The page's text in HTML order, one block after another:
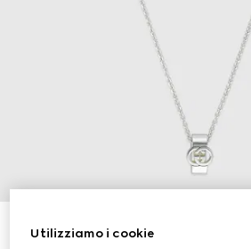
Collana Gucci Interlocking con
Utilizziamo i cookie